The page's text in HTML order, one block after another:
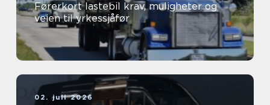
Førerkort lastebil krav, muligheter og
veien til yrkessjåfør
02. juli 2026